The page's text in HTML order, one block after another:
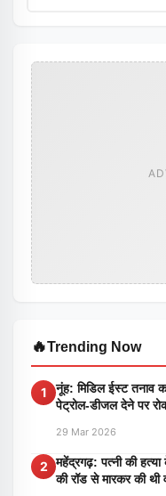
🔥Trending Now
1
नूंह: मिडिल ईस्ट तनाव
पेट्रोल-डीजल देने पर
29 Mar 2026
2
महेंद्रगढ़: पत्नी की हत्या
की रॉड से मारकर की थी